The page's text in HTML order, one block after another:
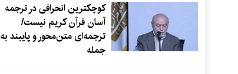
کوچکترین انحرافی در ترجمه
آسان قرآن کریم نیست/
ترجمه‌ای متن‌محور و پایبند به
جمله